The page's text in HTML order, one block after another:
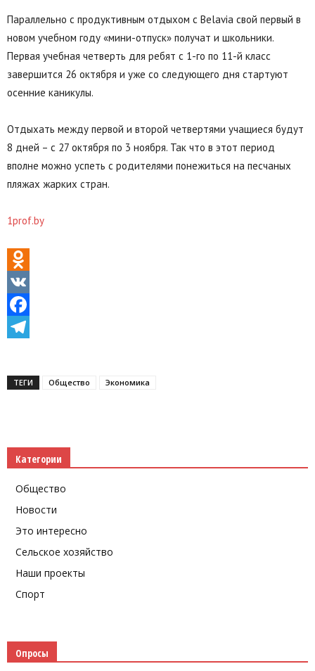
Параллельно с продуктивным отдыхом с Belavia свой первый в
новом учебном году «мини-отпуск» получат и школьники.
Первая учебная четверть для ребят с 1-го по 11-й класс
завершится 26 октября и уже со следующего дня стартуют
осенние каникулы.
Отдыхать между первой и второй четвертями учащиеся будут
8 дней – с 27 октября по 3 ноября. Так что в этот период
вполне можно успеть с родителями понежиться на песчаных
пляжах жарких стран.
1prof.by
Odnoklassniki
VK
Facebook
ТЕГИ Общество Экономика
Категории
Общество
Новости
Это интересно
Сельское хозяйство
Наши проекты
Спорт
Опросы